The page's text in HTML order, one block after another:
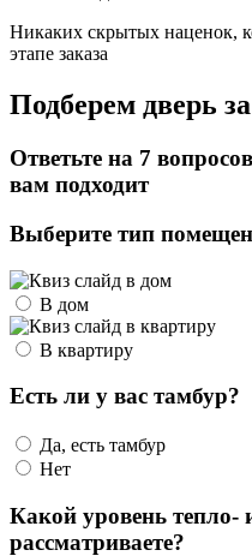
Никаких скрытых наценок,
этапе заказа
Подберем дверь
Ответьте на 7
вам подходит
Выберите тип
В дом
В квартиру
Есть ли у вас тамбур?
Да, есть тамбур
Нет
Какой уровень
рассматриваете?